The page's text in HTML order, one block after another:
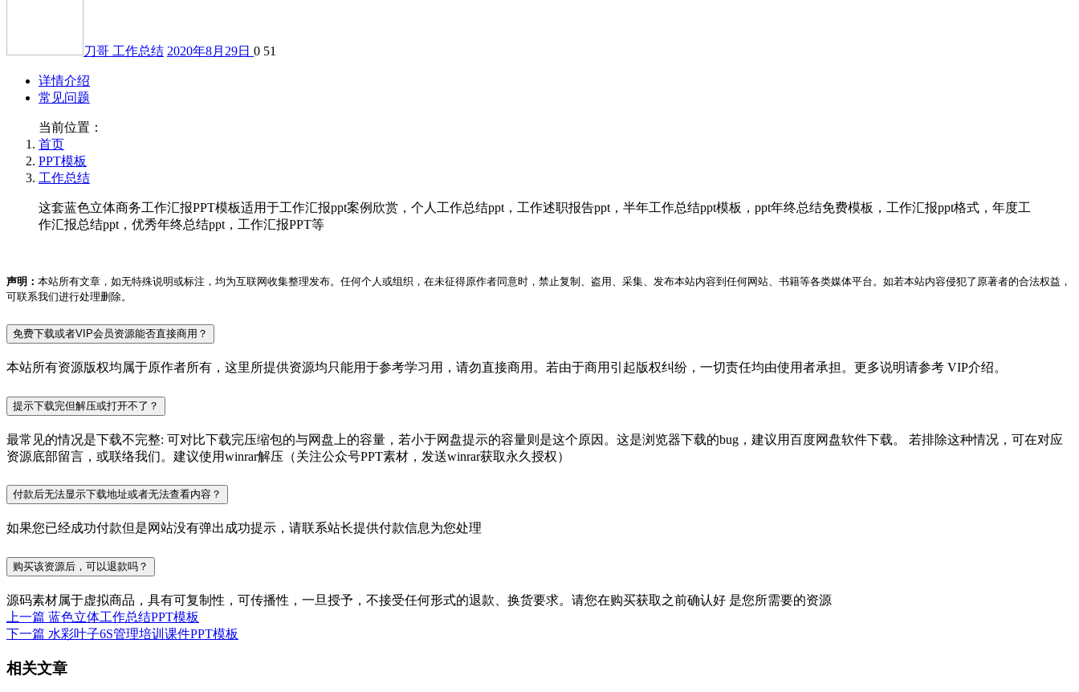
刀哥 工作总结 2020年8月29日 0 51
详情介绍
常见问题
当前位置：
首页
PPT模板
工作总结
这套蓝色立体商务工作汇报PPT模板适用于工作汇报ppt案例欣赏，个人工作总结ppt，工作述职报告ppt，半年工作总结ppt模板，ppt年终总结免费模板，工作汇报ppt格式，年度工
作汇报总结ppt，优秀年终总结ppt，工作汇报PPT等
声明： 本站所有文章，如无特殊说明或标注，均为互联网收集整理发布。任何个人或组织，在未征得原作者同意时，禁止复制、盗用、采集、发布本站内容到任何网站、书籍等各类媒体平台。如若本站内容侵犯了原著者的合法权益，
可联系我们进行处理删除。
免费下载或者VIP会员资源能否直接商用？
本站所有资源版权均属于原作者所有，这里所提供资源均只能用于参考学习用，请勿直接商用。若由于商用引起版权纠纷，一切责任均由使用者承担。更多说明请参考 VIP介绍。
提示下载完但解压或打开不了？
最常见的情况是下载不完整: 可对比下载完压缩包的与网盘上的容量，若小于网盘提示的容量则是这个原因。这是浏览器下载的bug，建议用百度网盘软件下载。 若排除这种情况，可在对应
资源底部留言，或联络我们。建议使用winrar解压（关注公众号PPT素材，发送winrar获取永久授权）
付款后无法显示下载地址或者无法查看内容？
如果您已经成功付款但是网站没有弹出成功提示，请联系站长提供付款信息为您处理
购买该资源后，可以退款吗？
源码素材属于虚拟商品，具有可复制性，可传播性，一旦授予，不接受任何形式的退款、换货要求。请您在购买获取之前确认好 是您所需要的资源
上一篇 蓝色立体工作总结PPT模板
下一篇 水彩叶子6S管理培训课件PPT模板
相关文章